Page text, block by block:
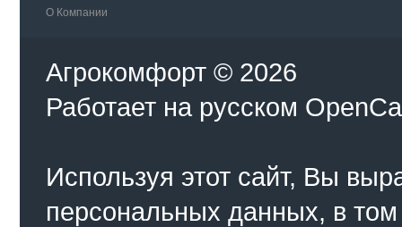
О Компании
Агрокомфорт © 2026
Работает на русском
Используя этот сайт, Вы
персональных данных, в